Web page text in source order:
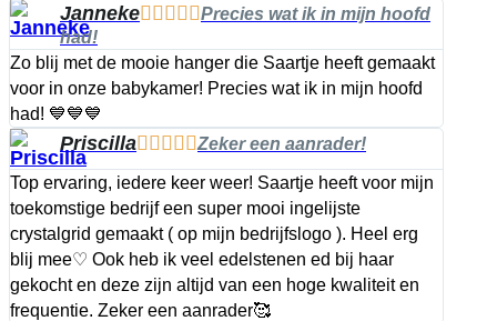
JannekePrecies wat ik in mijn hoofd
had!
Zo blij met de mooie hanger die Saartje heeft gemaakt
voor in onze babykamer! Precies wat ik in mijn hoofd
had! 💙💙💙
PriscillaZeker een aanrader!
Top ervaring, iedere keer weer! Saartje heeft voor mijn
toekomstige bedrijf een super mooi ingelijste
crystalgrid gemaakt ( op mijn bedrijfslogo ). Heel erg
blij mee♡ Ook heb ik veel edelstenen ed bij haar
gekocht en deze zijn altijd van een hoge kwaliteit en
frequentie. Zeker een aanrader🥰